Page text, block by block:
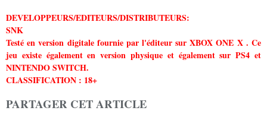
DEVELOPPEURS/EDITEURS/DISTRIBUTEURS:
SNK
Testé en version digitale fournie par l'éditeur sur XBOX ONE X . Ce
jeu existe également en version physique et également sur PS4 et
NINTENDO SWITCH.
CLASSIFICATION : 18+
PARTAGER CET ARTICLE